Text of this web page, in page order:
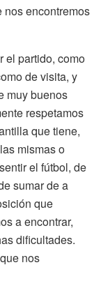
nos encontremos
el partido, como
de visita, y
muy buenos
respetamos
que tiene,
mismas o
el fútbol, de
sumar de a
que
a encontrar,
dificultades.
nos